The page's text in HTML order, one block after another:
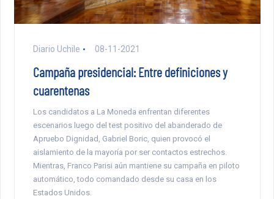
Diario Uchile 08-11-2021
Campaña presidencial: Entre definiciones y
cuarentenas
Los candidatos a La Moneda enfrentan diferentes
escenarios luego del test positivo del abanderado de
Apruebo Dignidad, Gabriel Boric, quien provocó el
aislamiento de la mayoría por ser contactos estrechos.
Mientras, Franco Parisi aún mantiene su campaña en piloto
automático, todo comandado desde su casa en los
Estados Unidos.